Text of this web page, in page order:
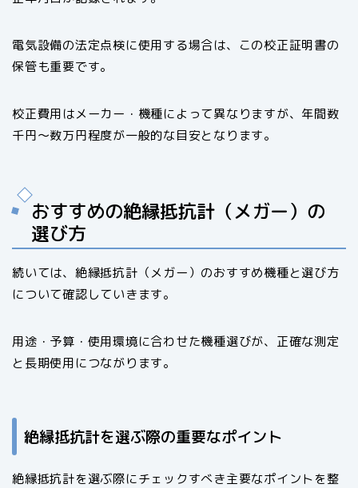
電気設備の法定点検に使用する場合は、この校正証明書の
保管も重要です。
校正費用はメーカー・機種によって異なりますが、年間数
千円〜数万円程度が一般的な目安となります。
おすすめの絶縁抵抗計（メガー）の
選び方
続いては、絶縁抵抗計（メガー）のおすすめ機種と選び方
について確認していきます。
用途・予算・使用環境に合わせた機種選びが、正確な測定
と長期使用につながります。
絶縁抵抗計を選ぶ際の重要なポイント
絶縁抵抗計を選ぶ際にチェックすべき主要なポイントを整